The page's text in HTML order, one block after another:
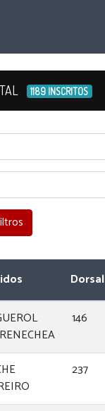
1189 INSCRITOS
Dorsal
146
237